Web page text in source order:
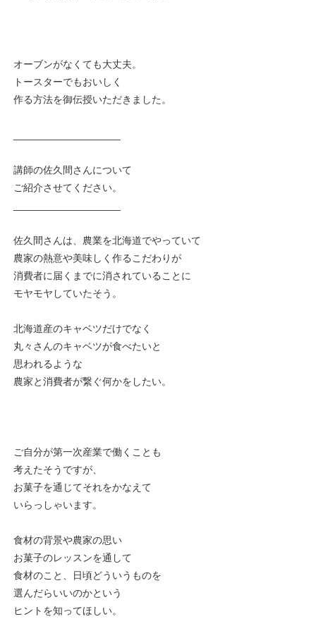
オーブンがなくても大丈夫。
トースターでもおいしく
作る方法を御伝授いただきました。
講師の佐久間さんについて
ご紹介させてください。
佐久間さんは、農業を北海道でやっていて
農家の熱意や美味しく作るこだわりが
消費者に届くまでに消されていることに
モヤモヤしていたそう。
北海道産のキャベツだけでなく
丸々さんのキャベツが食べたいと
思われるような
農家と消費者が繋ぐ何かをしたい。
ご自分が第一次産業で働くことも
考えたそうですが、
お菓子を通じてそれをかなえて
いらっしゃいます。
食材の背景や農家の思い
お菓子のレッスンを通して
食材のこと、日頃どういうものを
選んだらいいのかという
ヒントを知ってほしい。